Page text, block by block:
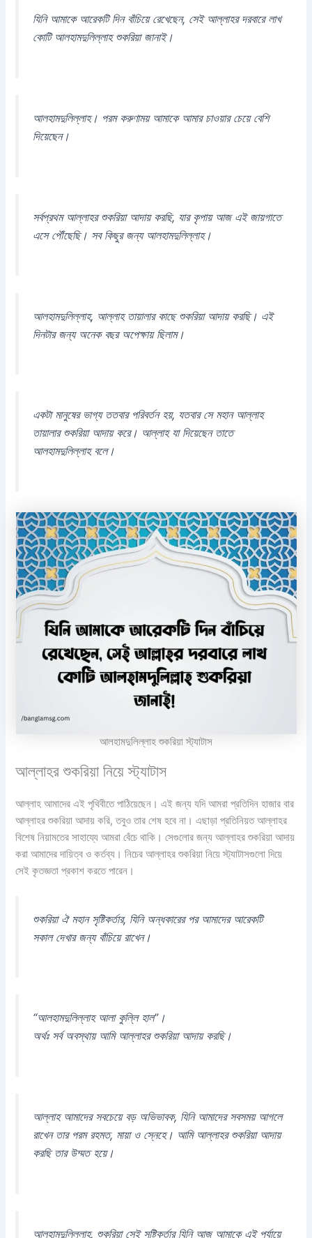
যিনি আমাকে আরেকটি দিন বাঁচিয়ে রেখেছেন, সেই আল্লাহর দরবারে লাখ
কোটি আলহামদুলিল্লাহ শুকরিয়া জানাই।
আলহামদুলিল্লাহ। পরম করুণাময় আমাকে আমার চাওয়ার চেয়ে বেশি
দিয়েছেন।
সর্বপ্রথম আল্লাহর শুকরিয়া আদায় করছি, যার কৃপায় আজ এই জায়গাতে
এসে পৌঁছেছি। সব কিছুর জন্য আলহামদুলিল্লাহ।
আলহামদুলিল্লাহ, আল্লাহ তায়ালার কাছে শুকরিয়া আদায় করছি। এই
দিনটার জন্য অনেক বছর অপেক্ষায় ছিলাম।
একটা মানুষের ভাগ্য ততবার পরিবর্তন হয়, যতবার সে মহান আল্লাহ
তায়ালার শুকরিয়া আদায় করে। আল্লাহ যা দিয়েছেন তাতে
আলহামদুলিল্লাহ বলে।
আলহামদুলিল্লাহ শুকরিয়া স্ট্যাটাস
আল্লাহর শুকরিয়া নিয়ে স্ট্যাটাস
আল্লাহ আমাদের এই পৃথিবীতে পাঠিয়েছেন। এই জন্য যদি আমরা প্রতিদিন হাজার বার
আল্লাহর শুকরিয়া আদায় করি, তবুও তার শেষ হবে না। এছাড়া প্রতিনিয়ত আল্লাহর
বিশেষ নিয়ামতের সাহায্যে আমরা বেঁচে থাকি। সেগুলোর জন্য আল্লাহর শুকরিয়া আদায়
করা আমাদের দায়িত্ব ও কর্তব্য। নিচের আল্লাহর শুকরিয়া নিয়ে স্ট্যাটাসগুলো দিয়ে
সেই কৃতজ্ঞতা প্রকাশ করতে পারেন।
শুকরিয়া ঐ মহান সৃষ্টিকর্তার, যিনি অন্ধকারের পর আমাদের আরেকটি
সকাল দেখার জন্য বাঁচিয়ে রাখেন।
“আলহামদুলিল্লাহ আলা কুল্লি হাল”।
অর্থঃ সর্ব অবস্থায় আমি আল্লাহর শুকরিয়া আদায় করছি।
আল্লাহ আমাদের সবচেয়ে বড় অভিভাবক, যিনি আমাদের সবসময় আগলে
রাখেন তার পরম রহমত, মায়া ও স্নেহে। আমি আল্লাহর শুকরিয়া আদায়
করছি তার উম্মত হয়ে।
আলহামদুলিল্লাহ, শুকরিয়া সেই সৃষ্টিকর্তার যিনি আজ আমাকে এই পর্যায়ে